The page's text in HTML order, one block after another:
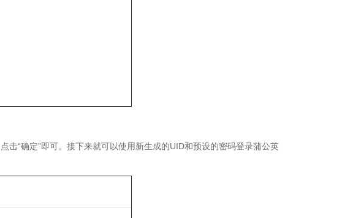
“确定”即可。接下来就可以使用新生成的UID和预设的密码登录蒲公英